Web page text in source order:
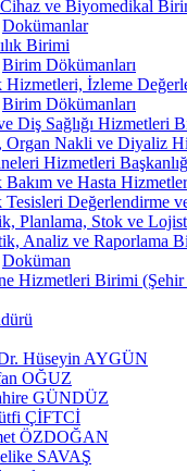
ve Biyomedikal
Dokümanlar
Birimi
Birim Dökümanları
Hizmetleri, İzleme
Birim Dökümanları
Diş Sağlığı Hizmetleri
Organ Nakli ve Diyaliz
Hizmetleri
Bakım ve Hasta
Tesisleri Değerlendirme
Planlama, Stok ve
Analiz ve Raporlama
Doküman
Hizmetleri Birimi
Hüseyin AYGÜN
OĞUZ
GÜNDÜZ
ÇİFTCİ
ÖZDOĞAN
SAVAŞ